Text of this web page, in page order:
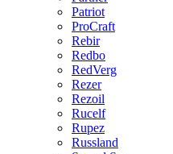
Patriot
ProCraft
Rebir
Redbo
RedVerg
Rezer
Rezoil
Rucelf
Rupez
Russland